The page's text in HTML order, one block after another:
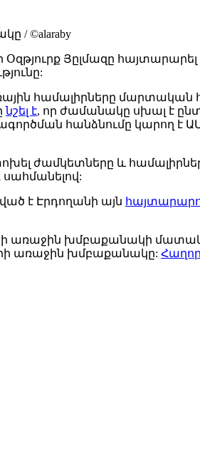
/ ©alaraby
Յըլմազը հայտարարել
համալիրները մարտական
նշել է, որ ժամանակը սխալ է
հանձնումը կարող է
ժամկետները և
է Էրդողանի այն
ների առաջին խմբաքանակի
առաջին խմբաքանակը: